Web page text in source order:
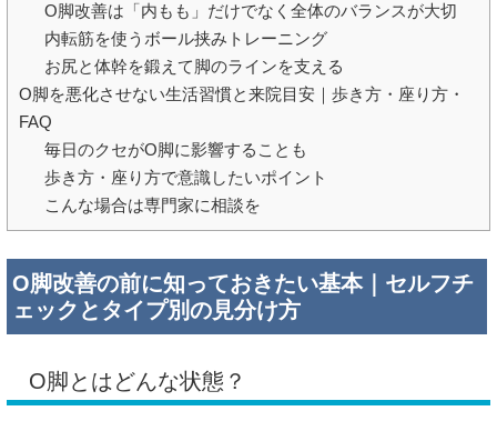
O脚改善は「内もも」だけでなく全体のバランスが大切
内転筋を使うボール挟みトレーニング
お尻と体幹を鍛えて脚のラインを支える
O脚を悪化させない生活習慣と来院目安｜歩き方・座り方・
FAQ
毎日のクセがO脚に影響することも
歩き方・座り方で意識したいポイント
こんな場合は専門家に相談を
O脚改善の前に知っておきたい基本｜セルフチ
ェックとタイプ別の見分け方
O脚とはどんな状態？